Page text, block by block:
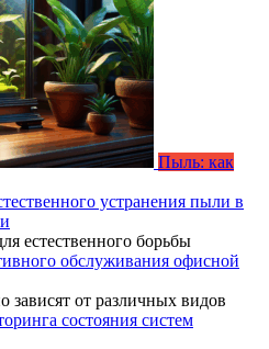
Пыль: как
устранения пыли в
естественного борьбы
обслуживания офисной
от различных видов
состояния систем